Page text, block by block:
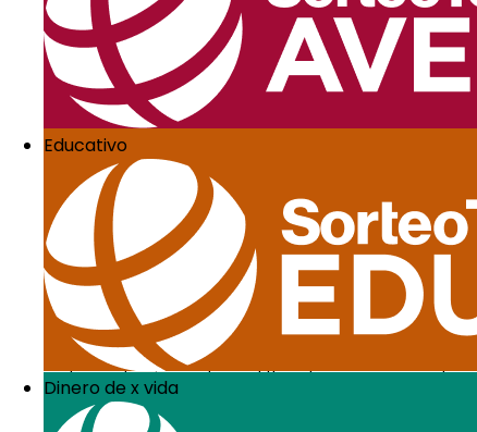
Educativo
Dinero de x vida
administrativas.
Si en tu negocio se utilizan herramientas, equipos y
menos eficaz que tu competencia en cuanto a
2. Realiza una
Para que tu negocio crezca rápidamente no solo
maestra.
Por ese motivo, procura realizar un plan anual
Ventas
Marketing
Logística
Talento humano
Finanzas
Establece planes de mejora y crecimiento
Otro aspecto clave, específicamente en el plano
las ventas, los costos y el flujo de caja en general.
Cuando realices estas proyecciones, toma muy en
Esto nos lleva a otro consejo, así que, ¡sigue leyendo!